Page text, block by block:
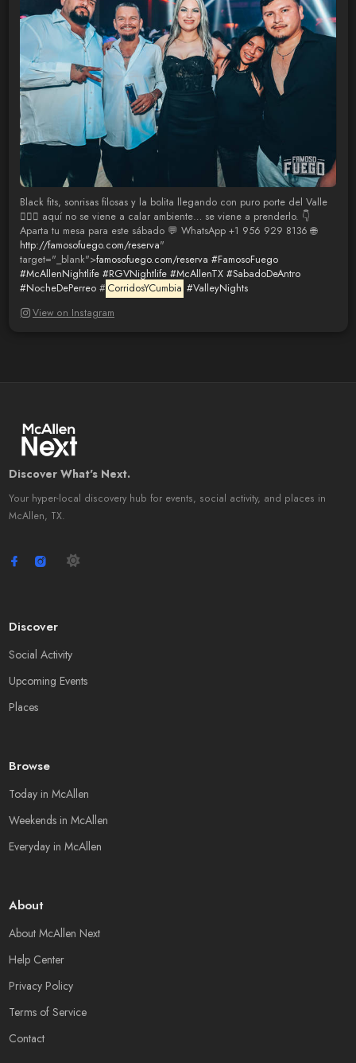
Black fits, sonrisas filosas y la bolita llegando con puro porte del Valle
😮‍💨🖤 aquí no se viene a calar ambiente… se viene a prenderlo. 👇
Aparta tu mesa para este sábado 💬 WhatsApp +1 956 929 8136 🌐
http://famosofuego.com/reserva"
target="_blank">famosofuego.com/reserva #FamosoFuego
#McAllenNightlife #RGVNightlife #McAllenTX #SabadoDeAntro
#NocheDePerreo# CorridosYCumbia #ValleyNights
View on Instagram
Discover What's Next.
Your hyper-local discovery hub for events, social activity, and places in
McAllen, TX.
Discover
Social Activity
Upcoming Events
Places
Browse
Today in McAllen
Weekends in McAllen
Everyday in McAllen
About
About McAllen Next
Help Center
Privacy Policy
Terms of Service
Contact